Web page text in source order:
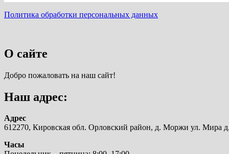
Политика обработки персональных данных
О сайте
Добро пожаловать на наш сайт!
Наш адрес:
Адрес
612270, Кировская обл. Орловский район, д. Моржи ул. Мира
Часы